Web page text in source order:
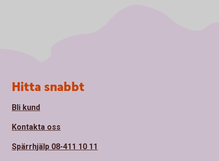
Sidfot
Hitta snabbt
Bli kund
Kontakta oss
Spärrhjälp 08-411 10 11